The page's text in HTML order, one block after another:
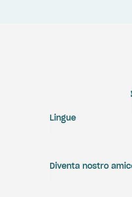
Diventa nostro
Lingue